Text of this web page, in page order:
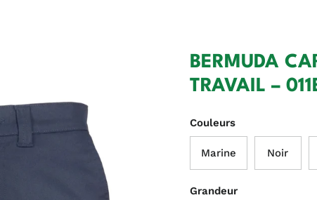
BERMUDA
TRAVAIL –
Couleurs
Marine Noir
Grandeur